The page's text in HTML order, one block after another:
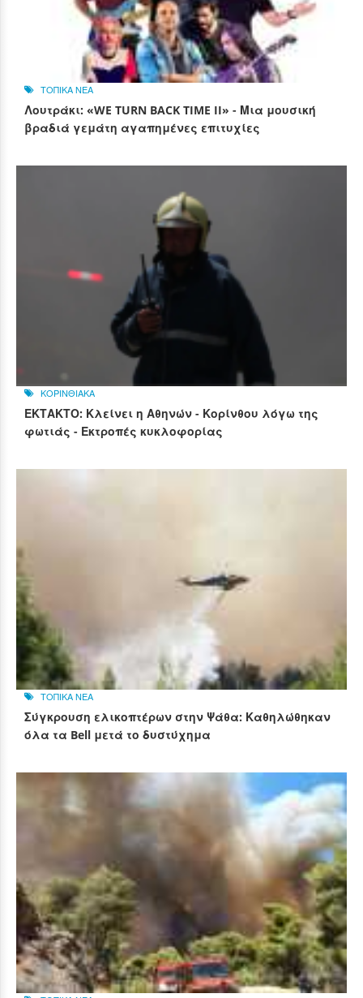
ΤΟΠΙΚΑ ΝΕΑ
Λουτράκι: «WE TURN BACK TIME II» - Μια μουσική
βραδιά γεμάτη αγαπημένες επιτυχίες
ΚΟΡΙΝΘΙΑΚΑ
ΕΚΤΑΚΤΟ: Κλείνει η Αθηνών - Κορίνθου λόγω της
φωτιάς - Εκτροπές κυκλοφορίας
ΤΟΠΙΚΑ ΝΕΑ
Σύγκρουση ελικοπτέρων στην Ψάθα: Καθηλώθηκαν
όλα τα Bell μετά το δυστύχημα